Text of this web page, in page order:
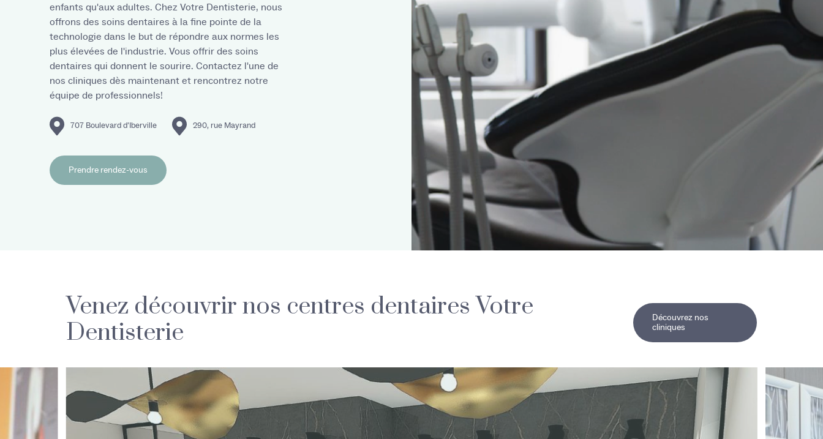
enfants qu'aux adultes. Chez Votre Dentisterie, nous
offrons des soins dentaires à la fine pointe de la
technologie dans le but de répondre aux normes les
plus élevées de l'industrie. Vous offrir des soins
dentaires qui donnent le sourire. Contactez l'une de
nos cliniques dès maintenant et rencontrez notre
équipe de professionnels!
707 Boulevard d’Iberville 290, rue Mayrand
Prendre rendez-vous
Venez découvrir nos centres dentaires Votre
Dentisterie
Découvrez nos
cliniques